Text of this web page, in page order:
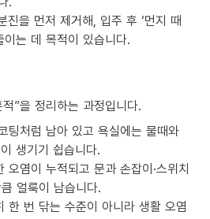
진을 먼저 제거해, 입주 후 ‘먼지 때
는 데 목적이 있습니다.
”을 정리하는 과정입니다.
팅처럼 남아 있고 욕실에는 물때와
생기기 쉽습니다.
오염이 누적되고 문과 손잡이·스위치
얼룩이 남습니다.
한 번 닦는 수준이 아니라 생활 오염